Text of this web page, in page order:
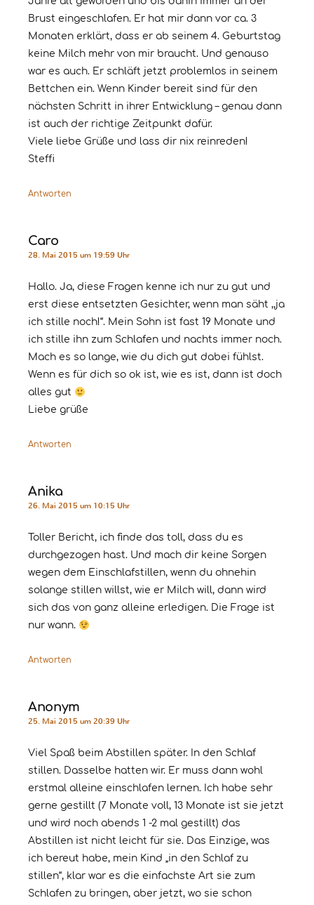
Brust eingeschlafen. Er hat mir dann vor ca. 3
Monaten erklärt, dass er ab seinem 4. Geburtstag
keine Milch mehr von mir braucht. Und genauso
war es auch. Er schläft jetzt problemlos in seinem
Bettchen ein. Wenn Kinder bereit sind für den
nächsten Schritt in ihrer Entwicklung – genau dann
ist auch der richtige Zeitpunkt dafür.
Viele liebe Grüße und lass dir nix reinreden!
Steffi
Antworten
Caro
28. Mai 2015 um 19:59 Uhr
Hallo. Ja, diese Fragen kenne ich nur zu gut und
erst diese entsetzten Gesichter, wenn man säht ,,ja
ich stille noch!“. Mein Sohn ist fast 19 Monate und
ich stille ihn zum Schlafen und nachts immer noch.
Mach es so lange, wie du dich gut dabei fühlst.
Wenn es für dich so ok ist, wie es ist, dann ist doch
alles gut
Liebe grüße
Antworten
Anika
26. Mai 2015 um 10:15 Uhr
Toller Bericht, ich finde das toll, dass du es
durchgezogen hast. Und mach dir keine Sorgen
wegen dem Einschlafstillen, wenn du ohnehin
solange stillen willst, wie er Milch will, dann wird
sich das von ganz alleine erledigen. Die Frage ist
nur wann.
Antworten
Anonym
25. Mai 2015 um 20:39 Uhr
Viel Spaß beim Abstillen später. In den Schlaf
stillen. Dasselbe hatten wir. Er muss dann wohl
erstmal alleine einschlafen lernen. Ich habe sehr
gerne gestillt (7 Monate voll, 13 Monate ist sie jetzt
und wird noch abends 1 -2 mal gestillt) das
Abstillen ist nicht leicht für sie. Das Einzige, was
ich bereut habe, mein Kind „in den Schlaf zu
stillen“, klar war es die einfachste Art sie zum
Schlafen zu bringen, aber jetzt, wo sie schon